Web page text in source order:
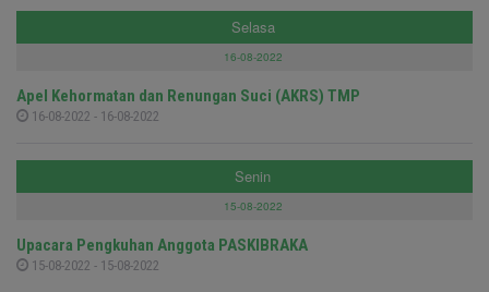
Selasa
16-08-2022
Apel Kehormatan dan Renungan Suci (AKRS) TMP
16-08-2022 - 16-08-2022
Senin
15-08-2022
Upacara Pengkuhan Anggota PASKIBRAKA
15-08-2022 - 15-08-2022